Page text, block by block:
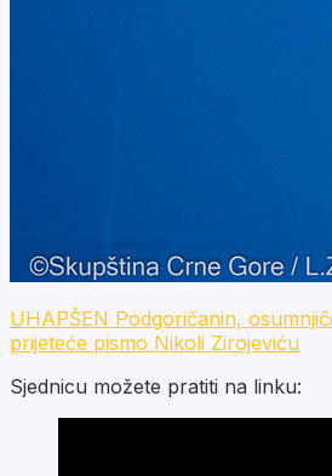
UHAPŠEN Podgoričanin,
prijeteće pismo Nikoli Zirojeviću
Sjednicu možete pratiti na linku: